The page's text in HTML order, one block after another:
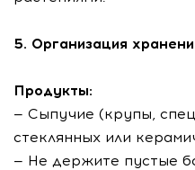
5. Организация
Продукты:
— Сыпучие (крупы,
стеклянных или
— Не держите пустые